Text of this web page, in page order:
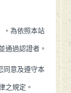
，為依照本站
通過認證者。
同意及遵守本
之規定。